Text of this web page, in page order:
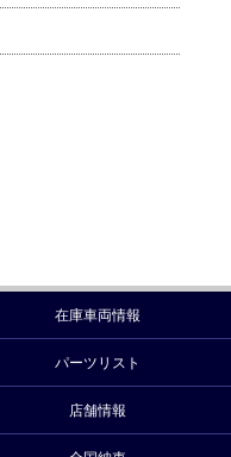
在庫車両情報
パーツリスト
店舗情報